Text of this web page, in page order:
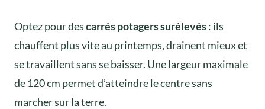
Optez pour descarrés potagers surélevés: ils
chauffent plus vite au printemps, drainent mieux et
se travaillent sans se baisser. Une largeur maximale
de 120 cm permet d’atteindre le centre sans
marcher sur la terre.